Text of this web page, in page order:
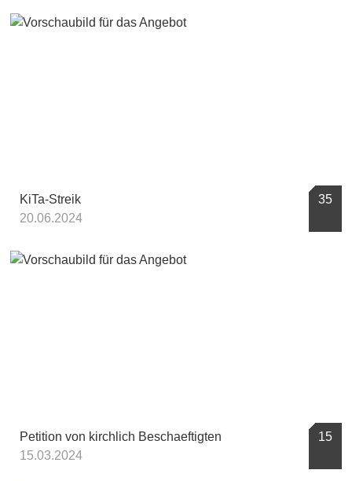
KiTa-Streik
20.06.2024
35
Petition von kirchlich Beschaeftigten
15.03.2024
15